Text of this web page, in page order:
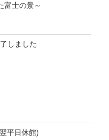
9日（日）
月13日（日）
展示入替がありま
富士の景～
しました
平日休館)